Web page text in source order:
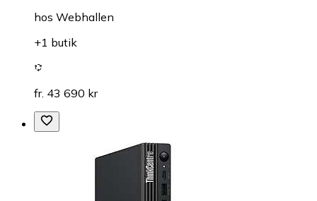
hos Webhallen
+1 butik
fr. 43 690 kr